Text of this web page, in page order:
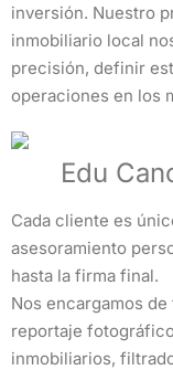
inversión. Nuestro
inmobiliario local
precisión, definir
operaciones en los
Edu
Cada cliente es
asesoramiento
hasta la firma final.
Nos encargamos
reportaje
inmobiliarios,